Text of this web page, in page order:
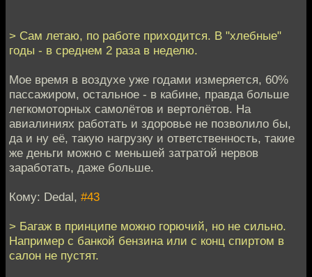
> Сам летаю, по работе приходится. В "хлебные"
годы - в среднем 2 раза в неделю.
Мое время в воздухе уже годами измеряется, 60%
пассажиром, остальное - в кабине, правда больше
легкомоторных самолётов и вертолётов. На
авиалиниях работать и здоровье не позволило бы,
да и ну её, такую нагрузку и ответственность, такие
же деньги можно с меньшей затратой нервов
заработать, даже больше.
Кому: Dedal, #43
> Багаж в принципе можно горючий, но не сильно.
Например с банкой бензина или с конц спиртом в
салон не пустят.